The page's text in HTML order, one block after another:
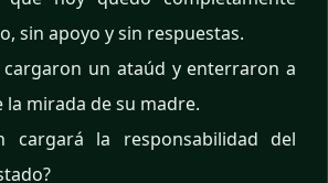
sin apoyo y sin respuestas.
cargaron un ataúd y enterraron a
la mirada de su madre.
cargará la responsabilidad del